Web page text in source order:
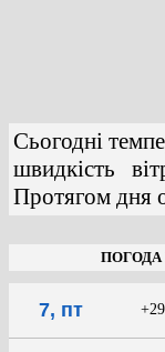
Сьогодні
швидкість
Протягом дня
ПОГОДА
7, пт